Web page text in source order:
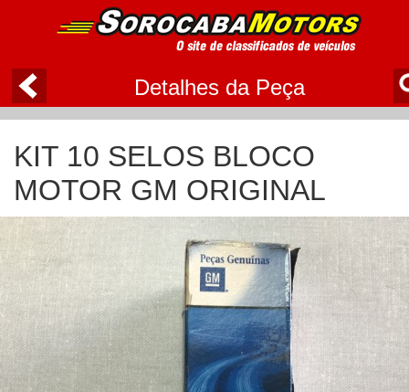
Detalhes da Peça
KIT 10 SELOS BLOCO
MOTOR GM ORIGINAL